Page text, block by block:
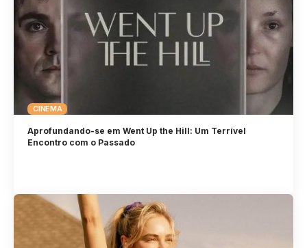
CINEMA
Aprofundando-se em Went Up the Hill: Um Terrível
Encontro com o Passado